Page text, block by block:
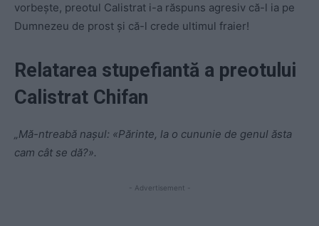
vorbește, preotul Calistrat i-a răspuns agresiv că-l ia pe
Dumnezeu de prost și că-l crede ultimul fraier!
Relatarea stupefiantă a preotului
Calistrat Chifan
„Mă-ntreabă nașul: «Părinte, la o cununie de genul ăsta
cam cât se dă?».
- Advertisement -